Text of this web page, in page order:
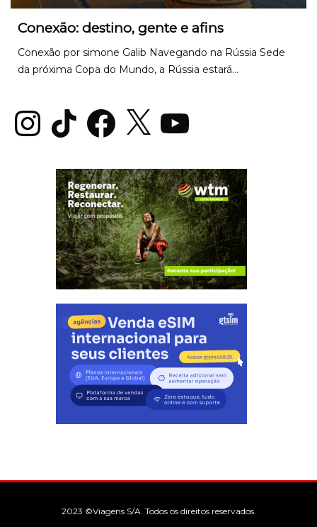
Conexão: destino, gente e afins
Conexão por simone Galib Navegando na Rússia Sede
da próxima Copa do Mundo, a Rússia estará...
InstagramTikTok Facebook
X YouTube
2023 ©Viagens S/A. Todos os direitos reservados.